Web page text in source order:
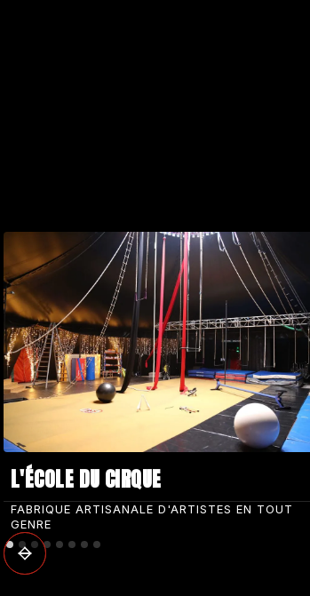
L'ÉCOLE DU CIRQUE
FABRIQUE ARTISANALE D'ARTISTES EN TOUT
GENRE